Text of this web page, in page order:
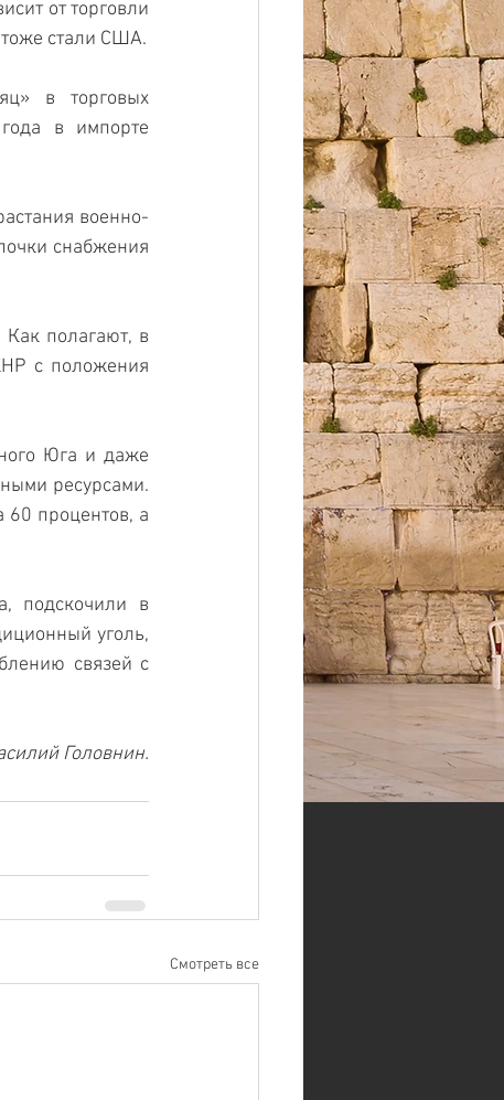
от торговли
стали США.
в торговых
в импорте
военно-
снабжения
полагают, в
с положения
Юга и даже
ресурсами.
процентов, а
подскочили в
уголь,
связей с
Головнин.
Смотреть все